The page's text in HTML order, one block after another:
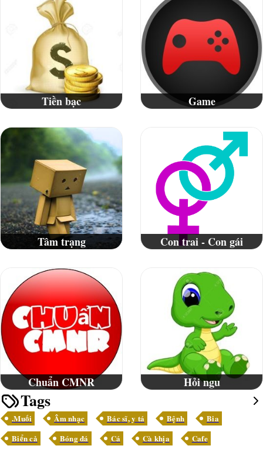
Tiền bạc Game
Tâm trạng Con trai - Con gái
Chuẩn CMNR Hỏi ngu
Tags
.Muối Âm nhạc Bác sĩ, y tá Bệnh
Bia
Biển cả
Bóng đá Cá Cà khịa
Cafe